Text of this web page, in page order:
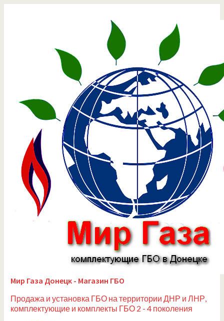
Мир Газа Донецк - Магазин ГБО
Продажа и установка ГБО на территории ДНР и ЛНР,
комплектующие и комплекты ГБО 2 - 4 поколения